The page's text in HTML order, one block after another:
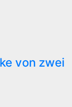
von zwei